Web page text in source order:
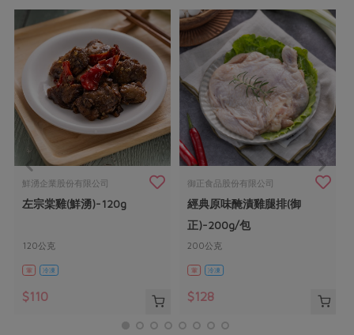
肉品・水產
畜產肉類
水畜加工品
調理食材・點心
調味醬料/南北貨 烘焙
休閒零嘴
居家好物
美妝保養 個人清潔
織品
蔬食
蛋料理
料理方式
烘焙．點心
醬料
湯品．鍋物
漬物
飲品
當季產品
合作25-經典快閃最後一週
合作25-精選產品第四彈
合作25-精選產品第三彈
更多當季產品
主婦聯盟X樂齡網特約優惠案
30%rPET紅烏龍茶
2024農業發展計畫年度報告
產品故事 生活提案
樂齡生活 親子食育
廚房瑜伽
關注議題
減硝酸鹽 惜食
非基改運動 支持本土農糧
廢核運動 能源議題
減塑減廢
公益金 食農教育
合作社組織
員工與求才
產品檢驗
自主把關
檢驗報告
硝酸鹽檢驗
社員權益
合作社法規
社務專區
鮮湧企業股份有限公司
左宗棠雞(鮮湧)-120g
120公克
葷 冷凍
$110
御正食品股份有限公司
經典原味醃漬雞腿排(御
正)-200g/包
200公克
葷 冷凍
$128